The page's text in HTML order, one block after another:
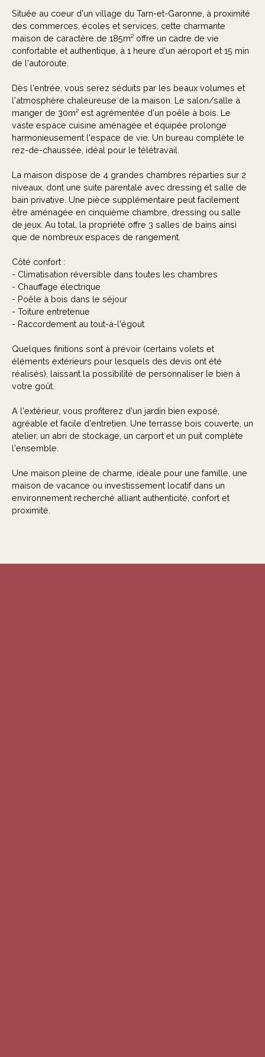
Située au coeur d'un village du Tarn-et-Garonne, à proximité
des commerces, écoles et services, cette charmante
maison de caractère de 185m² offre un cadre de vie
confortable et authentique, à 1 heure d'un aéroport et 15 min
de l'autoroute.
Dès l'entrée, vous serez séduits par les beaux volumes et
l'atmosphère chaleureuse de la maison. Le salon/salle à
manger de 30m² est agrémentée d'un poêle à bois. Le
vaste espace cuisine aménagée et équipée prolonge
harmonieusement l'espace de vie. Un bureau complète le
rez-de-chaussée, idéal pour le télétravail.
La maison dispose de 4 grandes chambres réparties sur 2
niveaux, dont une suite parentale avec dressing et salle de
bain privative. Une pièce supplémentaire peut facilement
être aménagée en cinquième chambre, dressing ou salle
de jeux. Au total, la propriété offre 3 salles de bains ainsi
que de nombreux espaces de rangement.
Côté confort :
- Climatisation réversible dans toutes les chambres
- Chauffage électrique
- Poêle à bois dans le séjour
- Toiture entretenue
- Raccordement au tout-à-l'égout
Quelques finitions sont à prévoir (certains volets et
éléments extérieurs pour lesquels des devis ont été
réalisés), laissant la possibilité de personnaliser le bien à
votre goût.
A l'extérieur, vous profiterez d'un jardin bien exposé,
agréable et facile d'entretien. Une terrasse bois couverte, un
atelier, un abri de stockage, un carport et un puit complète
l'ensemble.
Une maison pleine de charme, idéale pour une famille, une
maison de vacance ou investissement locatif dans un
environnement recherché alliant authenticité, confort et
proximité.